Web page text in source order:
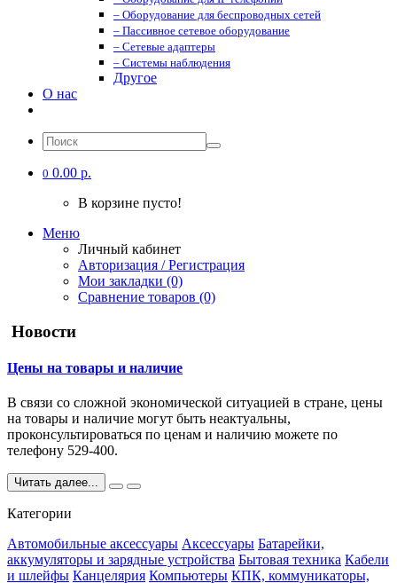
– Оборудование для беспроводных сетей
– Пассивное сетевое оборудование
– Сетевые адаптеры
– Системы наблюдения
Другое
О нас
0 0.00 р.
В корзине пусто!
Меню
Личный кабинет
Авторизация / Регистрация
Мои закладки (0)
Сравнение товаров (0)
Новости
Цены на товары и наличие
В связи со сложной экономической ситуацией в стране, цены
на товары и наличие могут быть неактуальны,
проконсультироваться по ценам и наличию можете по
телефону 529-400.
Читать далее...
Категории
Автомобильные аксессуары Аксессуары Батарейки,
аккумуляторы и зарядные устройства Бытовая техника Кабели
и шлейфы Канцелярия Компьютеры КПК, коммуникаторы,